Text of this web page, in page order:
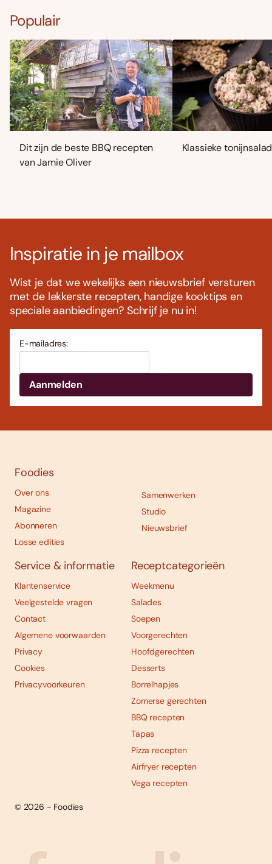
Populair
Dit zijn de beste BBQ recepten
van Jamie Oliver
Klassieke
Inspiratie in je mailbox
Wist je dat we wekelijks een nieuwsbrief versturen
met de lekkerste recepten, handige kooktips en
speciale aanbiedingen? Schrijf je nu in!
E-mailadres:
Foodies
Over ons
Magazine
Abonneren
Losse edities
Samenwerken
Studio
Nieuwsbrief
Service & informatie
Klantenservice
Veelgestelde vragen
Contact
Algemene voorwaarden
Privacy
Cookies
Privacyvoorkeuren
Receptcategorieën
Weekmenu
Salades
Soepen
Voorgerechten
Hoofdgerechten
Desserts
Borrelhapjes
Zomerse gerechten
BBQ recepten
Tapas
Pizza recepten
Airfryer recepten
Vega recepten
© 2026 - Foodies